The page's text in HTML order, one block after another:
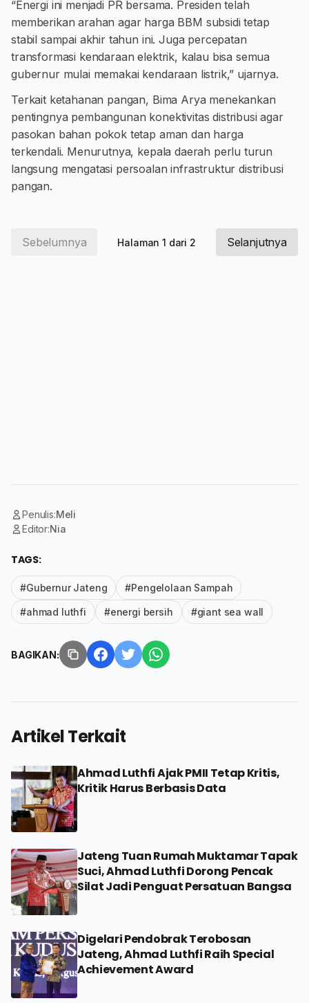
“Energi ini menjadi PR bersama. Presiden telah
memberikan arahan agar harga BBM subsidi tetap
stabil sampai akhir tahun ini. Juga percepatan
transformasi kendaraan elektrik, kalau bisa semua
gubernur mulai memakai kendaraan listrik,” ujarnya.
Terkait ketahanan pangan, Bima Arya menekankan
pentingnya pembangunan konektivitas distribusi agar
pasokan bahan pokok tetap aman dan harga
terkendali. Menurutnya, kepala daerah perlu turun
langsung mengatasi persoalan infrastruktur distribusi
pangan.
Sebelumnya Halaman 1 dari 2 Selanjutnya
Penulis:Meli
Editor:Nia
TAGS:
#Gubernur Jateng #Pengelolaan Sampah
#ahmad luthfi #energi bersih #giant sea wall
BAGIKAN:
Artikel Terkait
Ahmad Luthfi Ajak PMII Tetap Kritis,
Kritik Harus Berbasis Data
Jateng Tuan Rumah Muktamar Tapak
Suci, Ahmad Luthfi Dorong Pencak
Silat Jadi Penguat Persatuan Bangsa
Digelari Pendobrak Terobosan
Jateng, Ahmad Luthfi Raih Special
Achievement Award